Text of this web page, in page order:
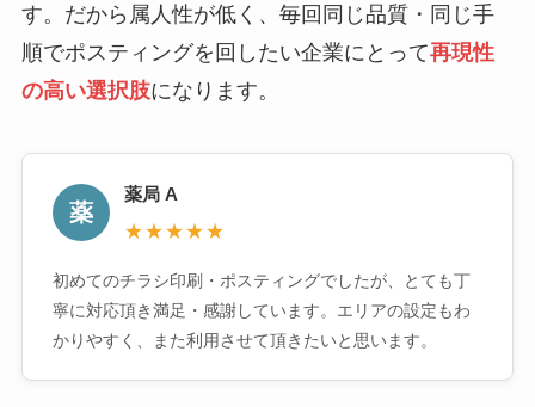
す。だから属人性が低く、毎回同じ品質・同じ手
順でポスティングを回したい企業にとって再現性
の高い選択肢になります。
薬
薬局 A
★★★★★
初めてのチラシ印刷・ポスティングでしたが、とても丁
寧に対応頂き満足・感謝しています。エリアの設定もわ
かりやすく、また利用させて頂きたいと思います。